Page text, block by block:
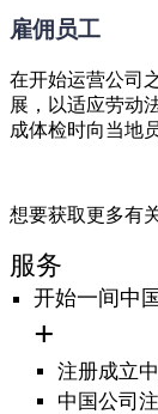
雇佣员工
在开始运营公司
展，以适应劳动
成体检时向当地
想要获取更多有
服务
开始一间中
注册成立
中国公司